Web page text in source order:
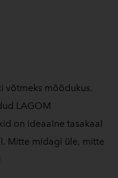
võtmeks mõõdukus.
LAGOM
on ideaalne tasakaal
Mitte midagi üle, mitte